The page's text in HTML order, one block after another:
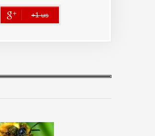
+1 us
error